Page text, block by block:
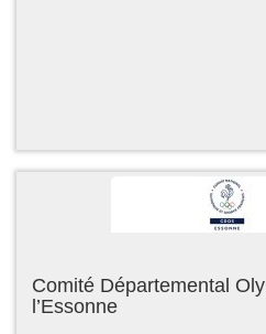
Comité Départemental
l’Essonne